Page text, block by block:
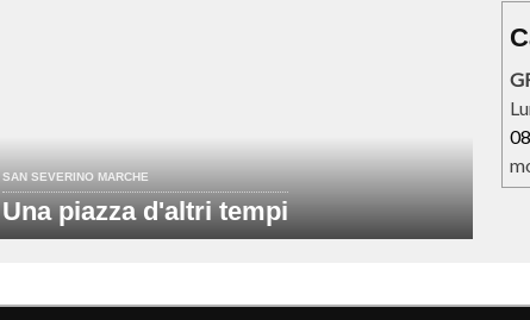
SAN SEVERINO MARCHE
Una piazza d'altri tempi